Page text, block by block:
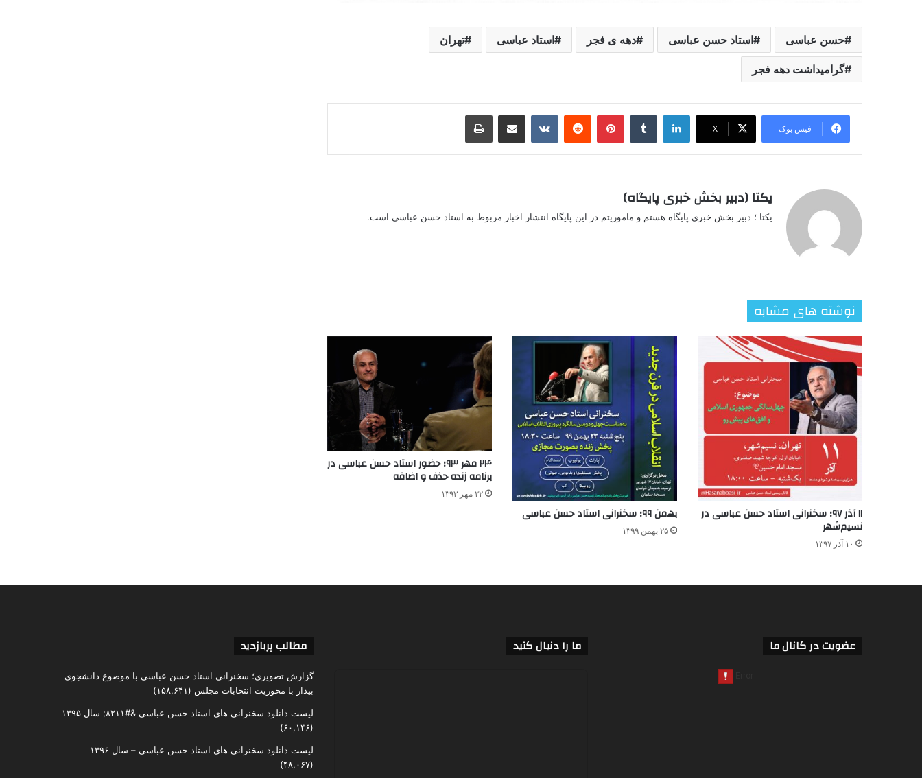
حسن عباسی استاد حسن عباسی دهه ی فجر استاد عباسی تهران
گرامیداشت دهه فجر
فیس بوک X
لینکدین ‫تامبلر ‫پین‌ترست‫رددیت ‫VKontakteاشتراک گذاری از طریق ایمیل چاپ
یکتا (دبیر بخش خبری پایگاه)
یکتا ؛ دبیر بخش خبری پایگاه هستم و ماموریتم در این پایگاه انتشار اخبار مربوط به استاد حسن عباسی است.
نوشته های مشابه
۱۱ آذر ۹۷؛ سخنرانی استاد حسن عباسی در
نسیم‌شهر
۱۰ آذر ۱۳۹۷
بهمن ۹۹؛ سخنرانی استاد حسن عباسی
۲۵ بهمن ۱۳۹۹
۲۴ مهر ۹۳؛ حضور استاد حسن عباسی در
برنامه زنده حذف و اضافه
۲۲ مهر ۱۳۹۳
عضویت در کانال ما ما را دنبال کنید مطالب پربازدید
گزارش تصویری؛ سخنرانی استاد حسن عباسی با موضوع دانشجوی
بیدار با محوریت انتخابات مجلس (۱۵۸,۶۴۱)
لیست دانلود سخنرانی های استاد حسن عباسی &#۸۲۱۱; سال ۱۳۹۵
(۶۰,۱۴۶)
لیست دانلود سخنرانی های استاد حسن عباسی – سال ۱۳۹۶
(۴۸,۰۶۷)